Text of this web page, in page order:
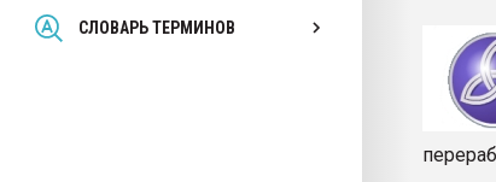
СЛОВАРЬ ТЕРМИНОВ